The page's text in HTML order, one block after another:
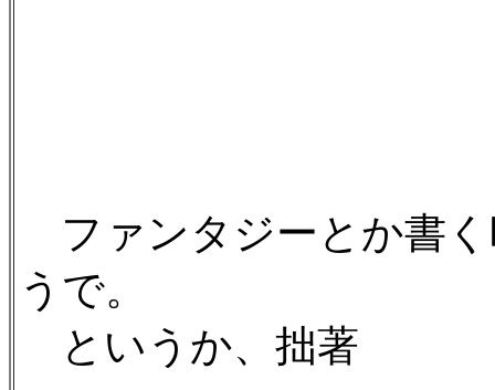
ファンタジーとか書
うで。
というか、拙著